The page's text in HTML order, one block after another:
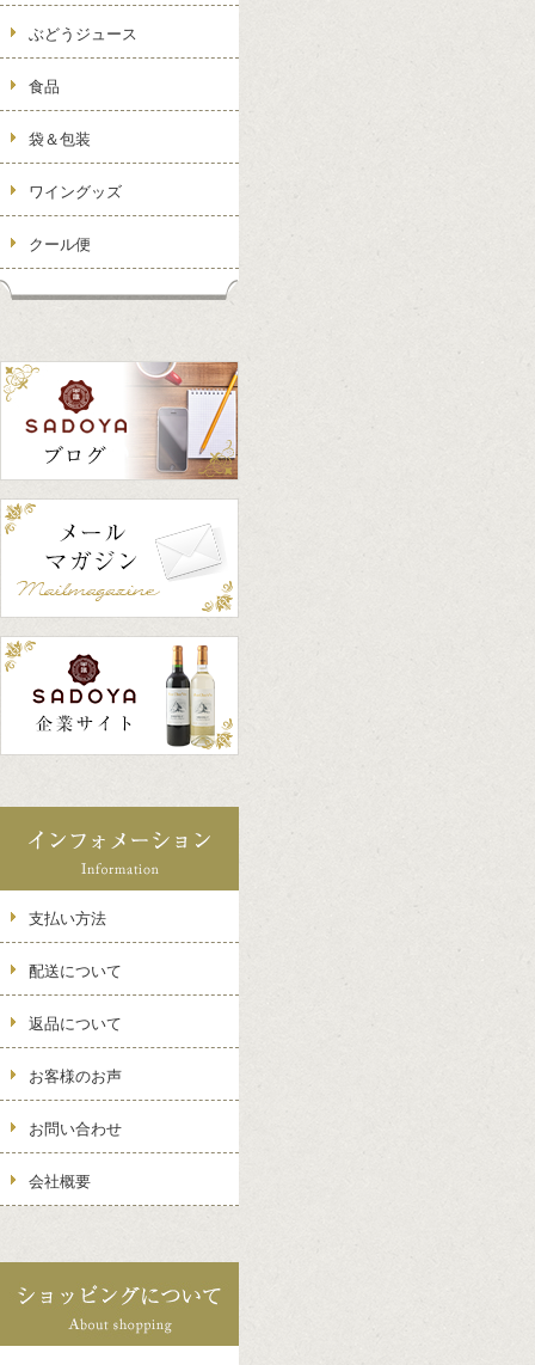
ぶどうジュース
食品
袋＆包装
ワイングッズ
クール便
支払い方法
配送について
返品について
お客様のお声
お問い合わせ
会社概要